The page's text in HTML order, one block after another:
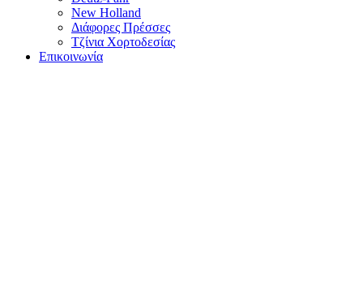
New Holland
Διάφορες Πρέσσες
Τζίνια Χορτοδεσίας
Επικοινωνία